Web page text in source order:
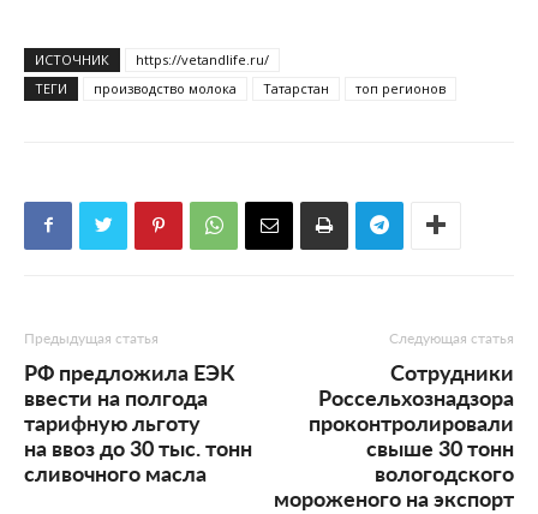
ИСТОЧНИК
https://vetandlife.ru/
ТЕГИ
производство молока Татарстан топ регионов
Предыдущая статья
РФ предложила ЕЭК
ввести на полгода
тарифную льготу
на ввоз до 30 тыс. тонн
сливочного масла
Следующая статья
Сотрудники
Россельхознадзора
проконтролировали
свыше 30 тонн
вологодского
мороженого на экспорт